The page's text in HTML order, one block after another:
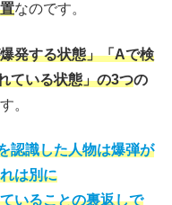
なのです。
発する状態」「Aで検
ている状態」の3つの
。
認識した人物は爆弾が
は別に
いることの裏返しで